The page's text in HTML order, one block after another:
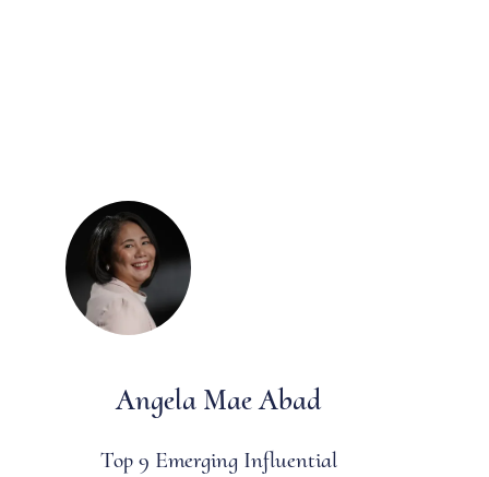
Angela Mae Abad
Top 9 Emerging Influential